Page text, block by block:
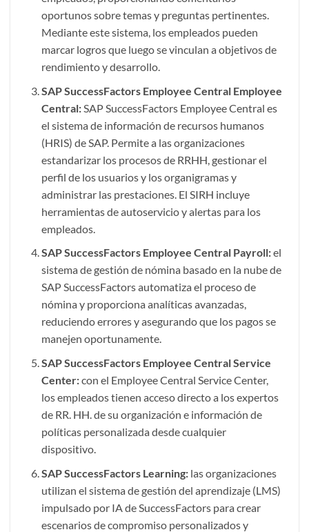
oportunos sobre temas y preguntas pertinentes.
Mediante este sistema, los empleados pueden
marcar logros que luego se vinculan a objetivos de
rendimiento y desarrollo.
SAP SuccessFactors Employee Central Employee
Central:SAP SuccessFactors Employee Central es
el sistema de información de recursos humanos
(HRIS) de SAP. Permite a las organizaciones
estandarizar los procesos de RRHH, gestionar el
perfil de los usuarios y los organigramas y
administrar las prestaciones. El SIRH incluye
herramientas de autoservicio y alertas para los
empleados.
SAP SuccessFactors Employee Central Payroll:el
sistema de gestión de nómina basado en la nube de
SAP SuccessFactors automatiza el proceso de
nómina y proporciona analíticas avanzadas,
reduciendo errores y asegurando que los pagos se
manejen oportunamente.
SAP SuccessFactors Employee Central Service
Center:con el Employee Central Service Center,
los empleados tienen acceso directo a los expertos
de RR. HH. de su organización e información de
políticas personalizada desde cualquier
dispositivo.
SAP SuccessFactors Learning:las organizaciones
utilizan el sistema de gestión del aprendizaje (LMS)
impulsado por IA de SuccessFactors para crear
escenarios de compromiso personalizados y